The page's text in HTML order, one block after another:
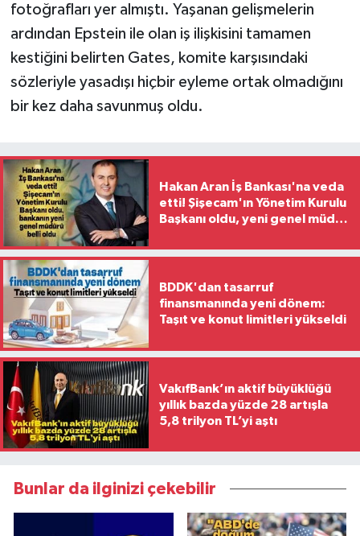
fotoğrafları yer almıştı. Yaşanan gelişmelerin
ardından Epstein ile olan iş ilişkisini tamamen
kestiğini belirten Gates, komite karşısındaki
sözleriyle yasadışı hiçbir eyleme ortak olmadığını
bir kez daha savunmuş oldu.
Hakan Aran İş Bankası'na veda
etti! Şişecam'ın Yönetim Kurulu
Başkanı oldu, yeni genel müdür
BDDK'dan tasarruf
finansmanında yeni dönem:
Taşıt ve konut limitleri yükseldi
VakıfBank’ın aktif büyüklüğü
yıllık bazda yüzde 28 artışla
5,8 trilyon TL’yi aştı
Bunlar da ilginizi çekebilir